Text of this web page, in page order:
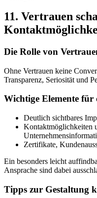
11. Vertrauen
Die Rolle von
Ohne Vertrauen keine
Transparenz, Seriosität und
Wichtige Elemente für
Deutlich sichtbares
Kontaktmöglichkeiten
Zertifikate,
Ein besonders leicht
Ansprache sind dabei
Tipps zur Gestaltung